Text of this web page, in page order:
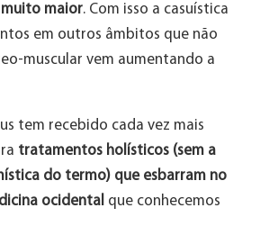
maior. Com isso a casuística
em outros âmbitos que não
muscular vem aumentando a
tem recebido cada vez mais
tratamentos holísticos (sem a
do termo) que esbarram no
ocidental que conhecemos